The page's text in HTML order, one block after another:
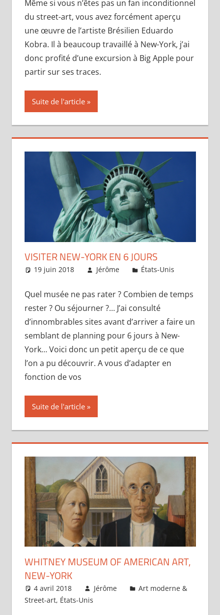
Même si vous n’êtes pas un fan inconditionnel
du street-art, vous avez forcément aperçu
une œuvre de l’artiste Brésilien Eduardo
Kobra. Il à beaucoup travaillé à New-York, j’ai
donc profité d’une excursion à Big Apple pour
partir sur ses traces.
Suite de l'article
VISITER NEW-YORK EN 6 JOURS
19 juin 2018 Jérôme États-Unis
Quel musée ne pas rater ? Combien de temps
rester ? Ou séjourner ?… J’ai consulté
d’innombrables sites avant d’arriver a faire un
semblant de planning pour 6 jours à New-
York… Voici donc un petit aperçu de ce que
l’on a pu découvrir. A vous d’adapter en
fonction de vos
Suite de l'article
WHITNEY MUSEUM OF AMERICAN ART,
NEW-YORK
4 avril 2018 Jérôme
Art moderne &
Street-art, États-Unis